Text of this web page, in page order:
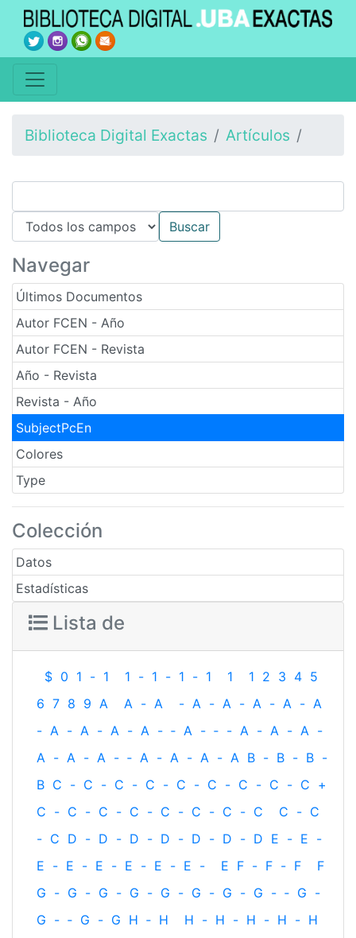
Biblioteca Digital Exactas Artículos
Navegar
Últimos Documentos
Autor FCEN - Año
Autor FCEN - Revista
Año - Revista
Revista - Año
SubjectPcEn
Colores
Type
Colección
Datos
Estadísticas
Lista de
$ 0 1 - 1 1 - 1 - 1 - 1 1 1 2 3 4 5
6 7 8 9 A A - A - A - A - A - A - A
- A - A - A - A - ‐ A - ‐ - A - A - A -
A - A - A - ‐ A - A - A - A B - B - B -
B C - C - C - C - C - C - C - C - C +
C - C - C - C - C - C - C - C C - C
- C D - D - D - D - D - D - D E - E -
E - E - E - E - E - E - E F - F - F
F
G - G - G - G - G - G - G - G - ‐ G -
G - ‐ G - G H ‐ H H - H - H - H - H